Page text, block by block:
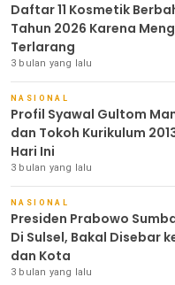
Daftar 11 Kosmetik
Tahun 2026 Karena
Terlarang
3 bulan yang lalu
NASIONAL
Profil Syawal Gultom
dan Tokoh Kurikulum
Hari Ini
3 bulan yang lalu
NASIONAL
Presiden Prabowo
Di Sulsel, Bakal Disebar
dan Kota
3 bulan yang lalu